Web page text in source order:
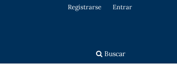
Buscar
Registrarse Entrar